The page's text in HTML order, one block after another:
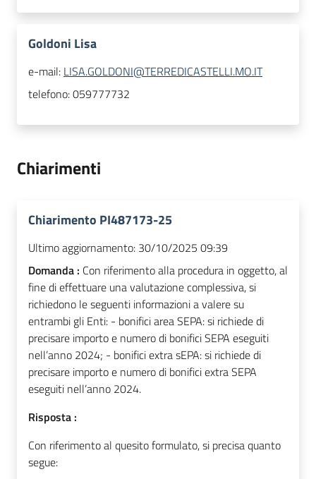
Goldoni Lisa
e-mail: LISA.GOLDONI@TERREDICASTELLI.MO.IT
telefono:059777732
Chiarimenti
Chiarimento PI487173-25
Ultimo aggiornamento: 30/10/2025 09:39
Domanda : Con riferimento alla procedura in oggetto, al
fine di effettuare una valutazione complessiva, si
richiedono le seguenti informazioni a valere su
entrambi gli Enti: - bonifici area SEPA: si richiede di
precisare importo e numero di bonifici SEPA eseguiti
nell’anno 2024; - bonifici extra sEPA: si richiede di
precisare importo e numero di bonifici extra SEPA
eseguiti nell’anno 2024.
Risposta :
Con riferimento al quesito formulato, si precisa quanto
segue: